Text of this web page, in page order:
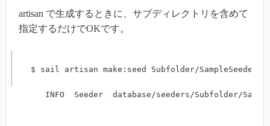
artisan で生成するときに、サブディレクトリを含めて
指定するだけでOKです。
$ sail artisan make:seed Subfolder/SampleSeeder
   INFO  Seeder
database/seeders/Subfolder/